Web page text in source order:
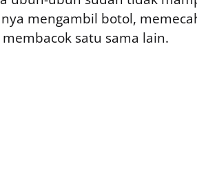
mengambil botol,
satu sama lain.